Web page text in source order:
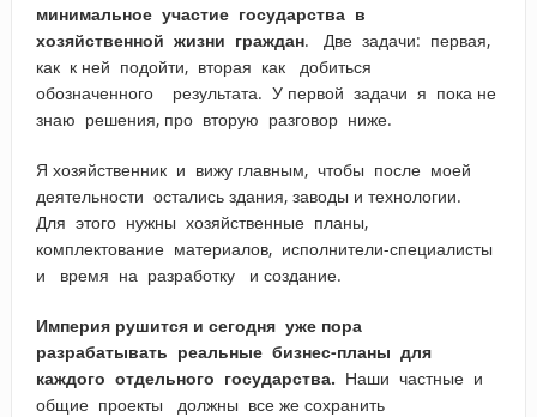
минимальное участие государства в
хозяйственной жизни граждан. Две задачи: первая,
как к ней подойти, вторая как добиться
обозначенного результата. У первой задачи я пока не
знаю решения, про вторую разговор ниже.
Я хозяйственник и вижу главным, чтобы после моей
деятельности остались здания, заводы и технологии.
Для этого нужны хозяйственные планы,
комплектование материалов, исполнители-специалисты
и время на разработку и создание.
Империя рушится и сегодня уже пора
разрабатывать реальные бизнес-планы для
каждого отдельного государства. Наши частные и
общие проекты должны все же сохранить